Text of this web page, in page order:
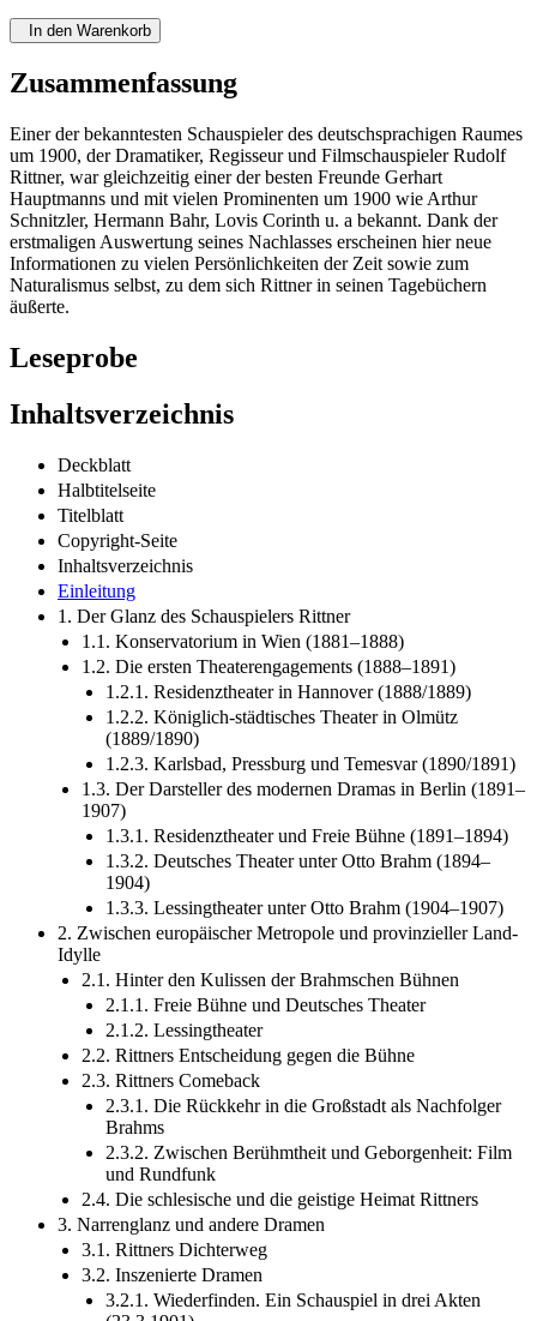
In den Warenkorb
Zusammenfassung
Einer der bekanntesten Schauspieler des deutschsprachigen Raumes
um 1900, der Dramatiker, Regisseur und Filmschauspieler Rudolf
Rittner, war gleichzeitig einer der besten Freunde Gerhart
Hauptmanns und mit vielen Prominenten um 1900 wie Arthur
Schnitzler, Hermann Bahr, Lovis Corinth u. a bekannt. Dank der
erstmaligen Auswertung seines Nachlasses erscheinen hier neue
Informationen zu vielen Persönlichkeiten der Zeit sowie zum
Naturalismus selbst, zu dem sich Rittner in seinen Tagebüchern
äußerte.
Leseprobe
Inhaltsverzeichnis
Deckblatt
Halbtitelseite
Titelblatt
Copyright-Seite
Inhaltsverzeichnis
Einleitung
1. Der Glanz des Schauspielers Rittner
1.1. Konservatorium in Wien (1881–1888)
1.2. Die ersten Theaterengagements (1888–1891)
1.2.1. Residenztheater in Hannover (1888/1889)
1.2.2. Königlich-städtisches Theater in Olmütz
(1889/1890)
1.2.3. Karlsbad, Pressburg und Temesvar (1890/1891)
1.3. Der Darsteller des modernen Dramas in Berlin (1891–
1907)
1.3.1. Residenztheater und Freie Bühne (1891–1894)
1.3.2. Deutsches Theater unter Otto Brahm (1894–
1904)
1.3.3. Lessingtheater unter Otto Brahm (1904–1907)
2. Zwischen europäischer Metropole und provinzieller Land-
Idylle
2.1. Hinter den Kulissen der Brahmschen Bühnen
2.1.1. Freie Bühne und Deutsches Theater
2.1.2. Lessingtheater
2.2. Rittners Entscheidung gegen die Bühne
2.3. Rittners Comeback
2.3.1. Die Rückkehr in die Großstadt als Nachfolger
Brahms
2.3.2. Zwischen Berühmtheit und Geborgenheit: Film
und Rundfunk
2.4. Die schlesische und die geistige Heimat Rittners
3. Narrenglanz und andere Dramen
3.1. Rittners Dichterweg
3.2. Inszenierte Dramen
3.2.1. Wiederfinden. Ein Schauspiel in drei Akten